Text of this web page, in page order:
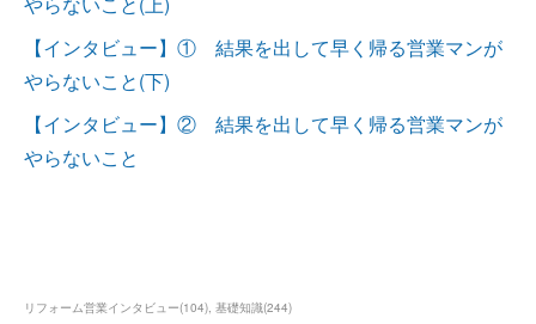
【インタビュー】① 結果を出して早く帰る営業マンが
やらないこと(下)
【インタビュー】② 結果を出して早く帰る営業マンが
やらないこと
リフォーム営業インタビュー(104) 基礎知識(244)